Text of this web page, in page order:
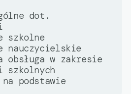
dot.
szkolne
nauczycielskie
obsługa w zakresie
szkolnych
na podstawie